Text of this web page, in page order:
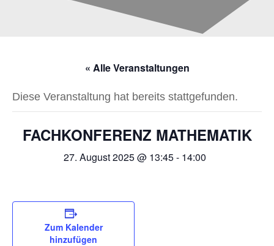
« Alle Veranstaltungen
Diese Veranstaltung hat bereits stattgefunden.
FACHKONFERENZ MATHEMATIK
27. August 2025 @ 13:45- 14:00
Zum Kalender
hinzufügen